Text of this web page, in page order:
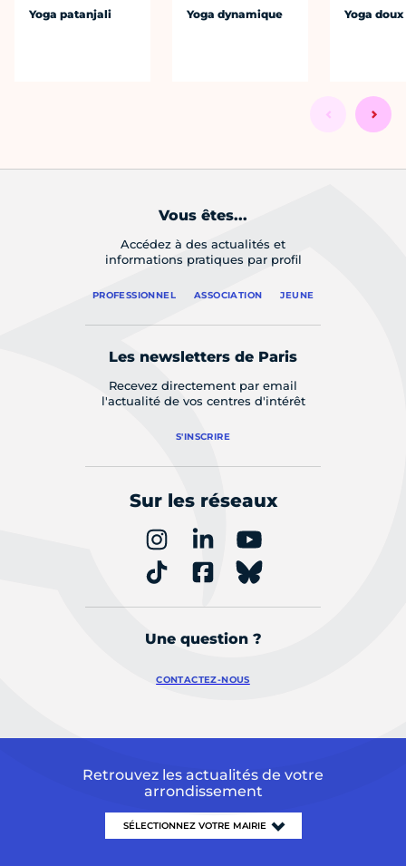
Yoga patanjali Yoga dynamique Yoga doux
Vous êtes...
Accédez à des actualités et
informations pratiques par profil
PROFESSIONNEL ASSOCIATION JEUNE
Les newsletters de Paris
Recevez directement par email
l'actualité de vos centres d'intérêt
S'INSCRIRE
Sur les réseaux
Une question ?
CONTACTEZ-NOUS
Retrouvez les actualités de votre
arrondissement